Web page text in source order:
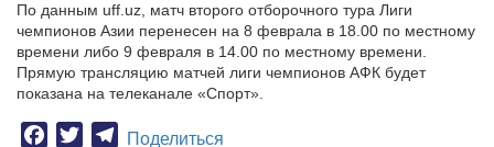
По данным uff.uz, матч второго отборочного тура Лиги
чемпионов Азии перенесен на 8 феврала в 18.00 по местному
времени либо 9 февраля в 14.00 по местному времени.
Прямую трансляцию матчей лиги чемпионов АФК будет
показана на телеканале «Спорт».
Facebook
TwitterTelegram
Поделиться